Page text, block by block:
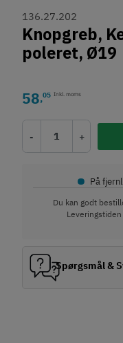
136.27.202
Knopgreb,
poleret, Ø19
58,05 Inkl. moms
- +
• På
Du kan godt
Spørgsmål &